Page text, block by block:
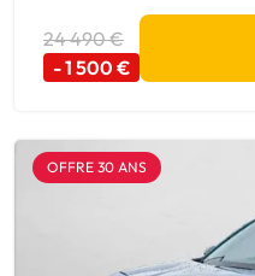
24 490 €
- 1 500 €
OFFRE 30 ANS